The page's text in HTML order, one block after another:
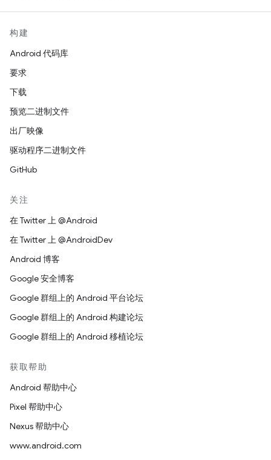
构建
Android 代码库
要求
下载
预览二进制文件
出厂映像
驱动程序二进制文件
GitHub
关注
在 Twitter 上 @Android
在 Twitter 上 @AndroidDev
Android 博客
Google 安全博客
Google 群组上的 Android 平台论坛
Google 群组上的 Android 构建论坛
Google 群组上的 Android 移植论坛
获取帮助
Android 帮助中心
Pixel 帮助中心
Nexus 帮助中心
www.android.com